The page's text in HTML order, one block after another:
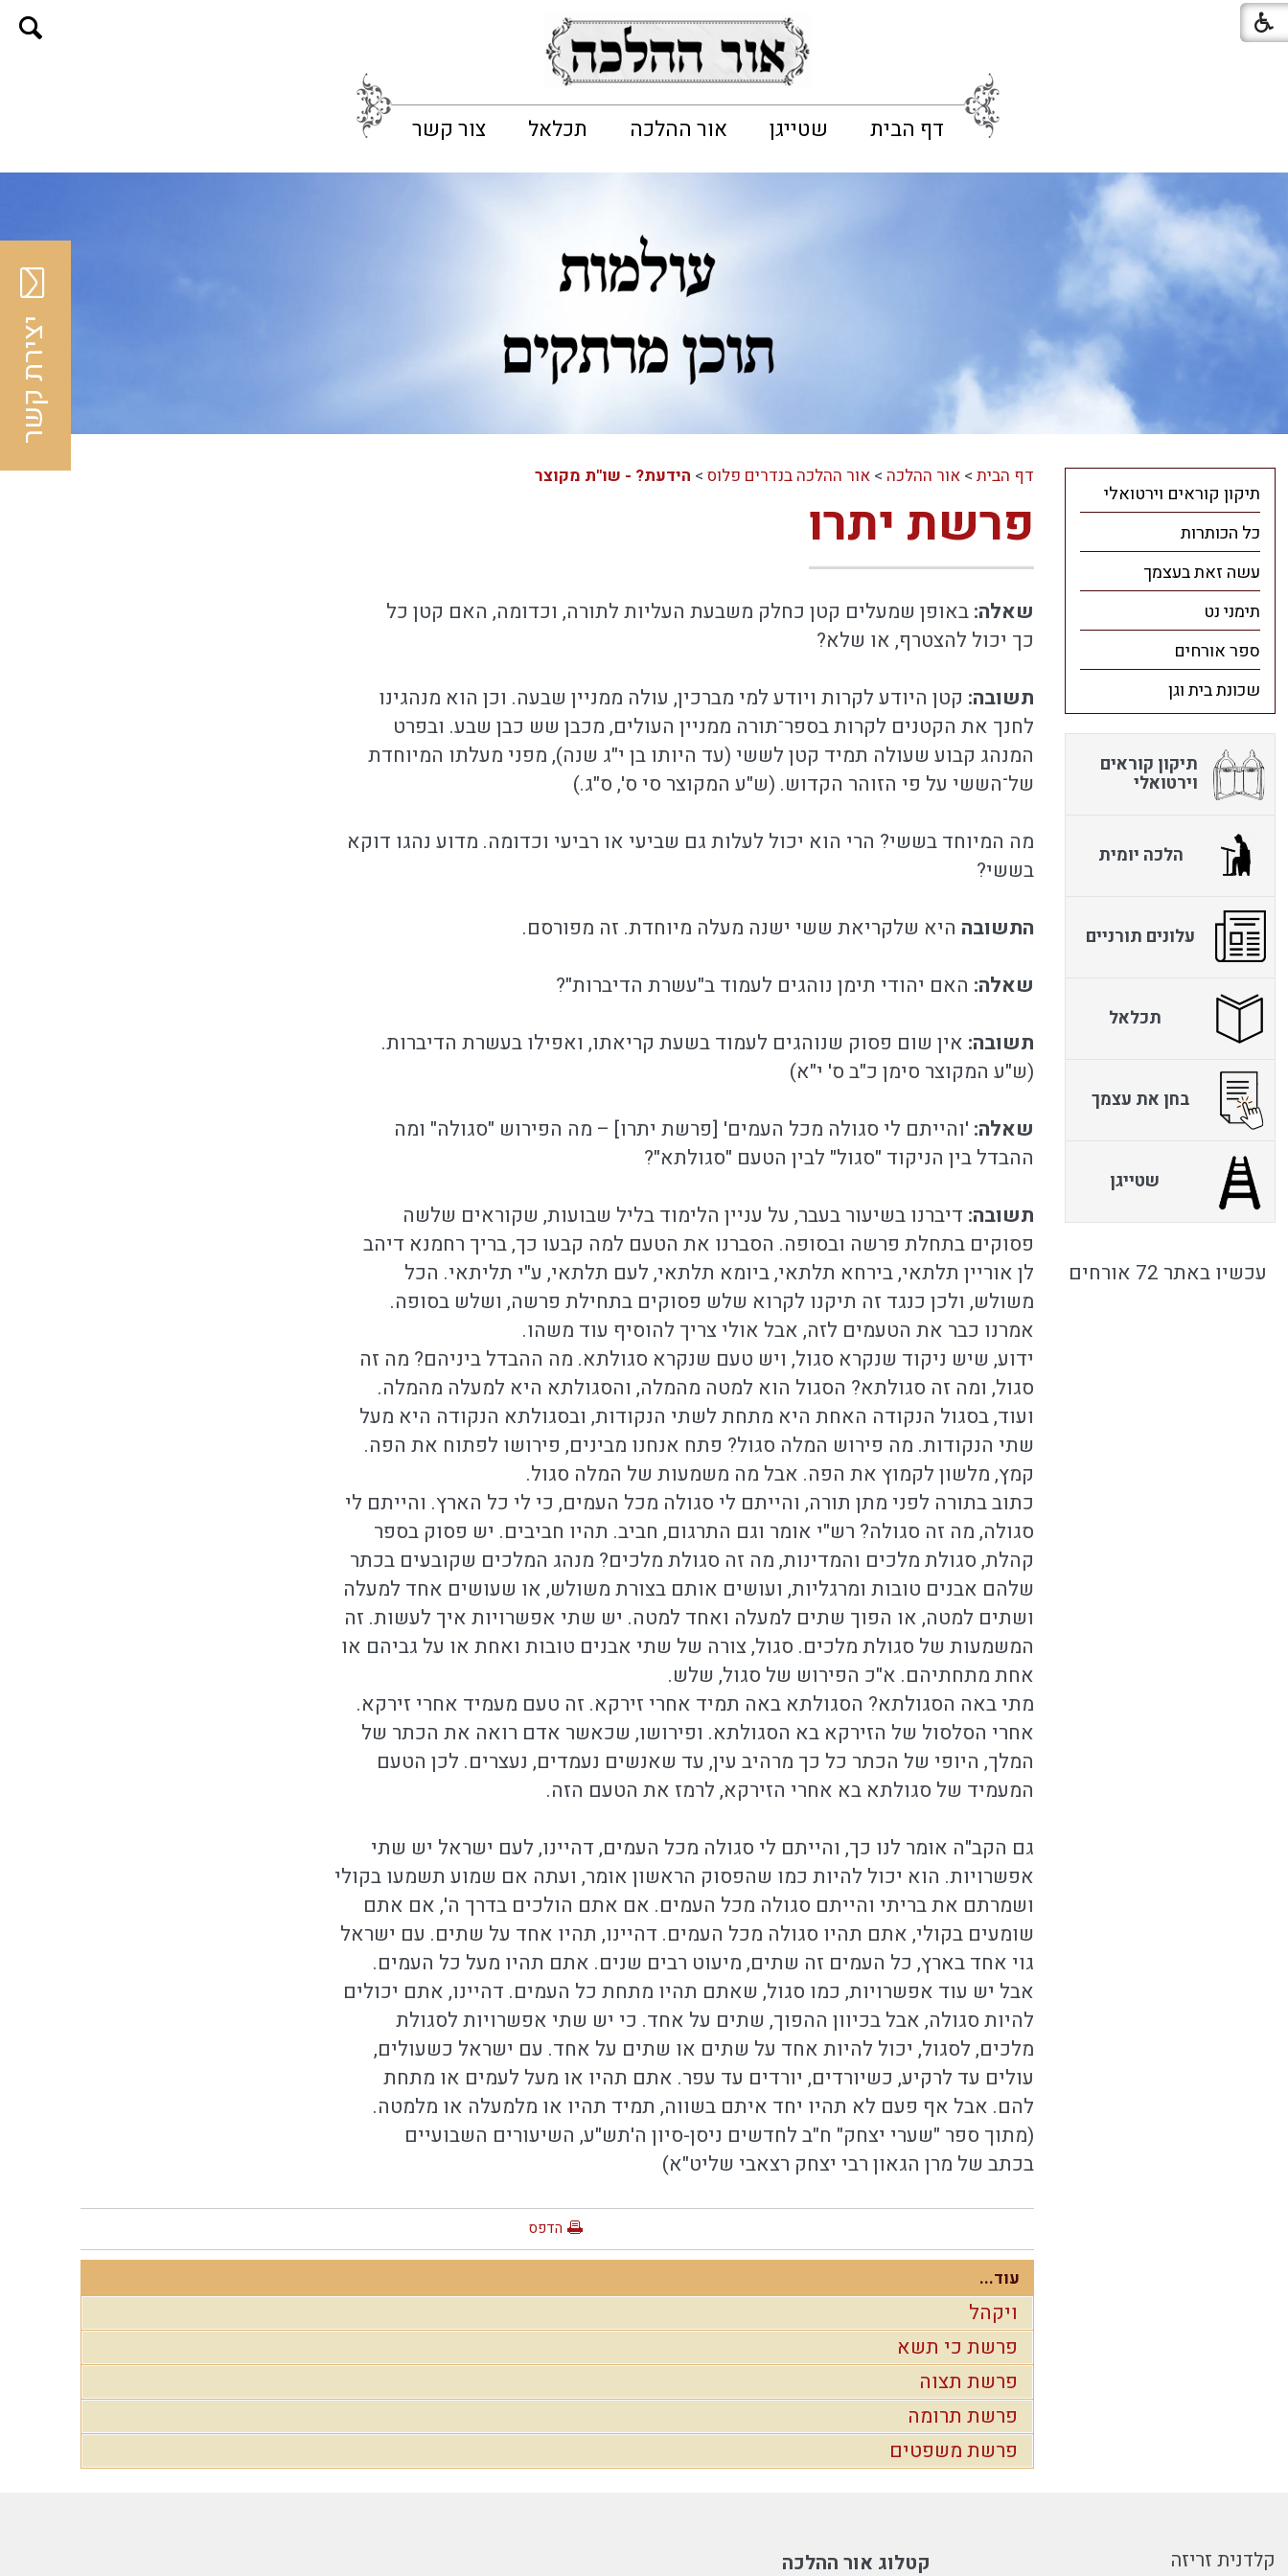
דף הבית שטייגן אור ההלכה תכלאל צור קשר
דף הבית> אור ההלכה > אור ההלכה בנדרים פלוס> הידעת? - שו"ת מקוצר
פרשת יתרו
שאלה:באופן שמעלים קטן כחלק משבעת העליות לתורה, וכדומה, האם קטן כל
כך יכול להצטרף, או שלא?
תשובה: קטן היודע לקרות ויודע למי מברכין, עולה ממניין שבעה. וכן הוא מנהגינו
לחנך את הקטנים לקרות בספר־תורה ממניין העולים, מכבן שש כבן שבע. ובפרט
המנהג קבוע שעולה תמיד קטן לששי (עד היותו בן י"ג שנה), מפני מעלתו המיוחדת
של־הששי על פי הזוהר הקדוש. (ש"ע המקוצר סי ס', ס"ג.)
מה המיוחד בששי? הרי הוא יכול לעלות גם שביעי או רביעי וכדומה. מדוע נהגו דוקא
בששי?
התשובה היא שלקריאת ששי ישנה מעלה מיוחדת. זה מפורסם.
שאלה: האם יהודי תימן נוהגים לעמוד ב"עשרת הדיברות"?
תשובה: אין שום פסוק שנוהגים לעמוד בשעת קריאתו, ואפילו בעשרת הדיברות.
(ש"ע המקוצר סימן כ"ב ס' י"א)
שאלה: 'והייתם לי סגולה מכל העמים' [פרשת יתרו] – מה הפירוש "סגולה" ומה
ההבדל בין הניקוד "סגול" לבין הטעם "סגולתא"?
תשובה: דיברנו בשיעור בעבר, על עניין הלימוד בליל שבועות, שקוראים שלשה
פסוקים בתחלת פרשה ובסופה. הסברנו את הטעם למה קבעו כך, בריך רחמנא דיהב
לן אוריין תלתאי, בירחא תלתאי, ביומא תלתאי, לעם תלתאי, ע"י תליתאי. הכל
משולש, ולכן כנגד זה תיקנו לקרוא שלש פסוקים בתחילת פרשה, ושלש בסופה.
אמרנו כבר את הטעמים לזה, אבל אולי צריך להוסיף עוד משהו.
ידוע, שיש ניקוד שנקרא סגול, ויש טעם שנקרא סגולתא. מה ההבדל ביניהם? מה זה
סגול, ומה זה סגולתא? הסגול הוא למטה מהמלה, והסגולתא היא למעלה מהמלה.
ועוד, בסגול הנקודה האחת היא מתחת לשתי הנקודות, ובסגולתא הנקודה היא מעל
שתי הנקודות. מה פירוש המלה סגול? פתח אנחנו מבינים, פירושו לפתוח את הפה.
קמץ, מלשון לקמוץ את הפה. אבל מה משמעות של המלה סגול.
כתוב בתורה לפני מתן תורה, והייתם לי סגולה מכל העמים, כי לי כל הארץ. והייתם לי
סגולה, מה זה סגולה? רש"י אומר וגם התרגום, חביב. תהיו חביבים. יש פסוק בספר
קהלת, סגולת מלכים והמדינות, מה זה סגולת מלכים? מנהג המלכים שקובעים בכתר
שלהם אבנים טובות ומרגליות, ועושים אותם בצורת משולש, או שעושים אחד למעלה
ושתים למטה, או הפוך שתים למעלה ואחד למטה. יש שתי אפשרויות איך לעשות. זה
המשמעות של סגולת מלכים. סגול, צורה של שתי אבנים טובות ואחת או על גביהם או
אחת מתחתיהם. א"כ הפירוש של סגול, שלש.
מתי באה הסגולתא? הסגולתא באה תמיד אחרי זירקא. זה טעם מעמיד אחרי זירקא.
אחרי הסלסול של הזירקא בא הסגולתא. ופירושו, שכאשר אדם רואה את הכתר של
המלך, היופי של הכתר כל כך מרהיב עין, עד שאנשים נעמדים, נעצרים. לכן הטעם
המעמיד של סגולתא בא אחרי הזירקא, לרמז את הטעם הזה.
גם הקב"ה אומר לנו כך, והייתם לי סגולה מכל העמים, דהיינו, לעם ישראל יש שתי
אפשרויות. הוא יכול להיות כמו שהפסוק הראשון אומר, ועתה אם שמוע תשמעו בקולי
ושמרתם את בריתי והייתם סגולה מכל העמים. אם אתם הולכים בדרך ה', אם אתם
שומעים בקולי, אתם תהיו סגולה מכל העמים. דהיינו, תהיו אחד על שתים. עם ישראל
גוי אחד בארץ, כל העמים זה שתים, מיעוט רבים שנים. אתם תהיו מעל כל העמים.
אבל יש עוד אפשרויות, כמו סגול, שאתם תהיו מתחת כל העמים. דהיינו, אתם יכולים
להיות סגולה, אבל בכיוון ההפוך, שתים על אחד. כי יש שתי אפשרויות לסגולת
מלכים, לסגול, יכול להיות אחד על שתים או שתים על אחד. עם ישראל כשעולים,
עולים עד לרקיע, כשיורדים, יורדים עד עפר. אתם תהיו או מעל לעמים או מתחת
להם. אבל אף פעם לא תהיו יחד איתם בשווה, תמיד תהיו או מלמעלה או מלמטה.
(מתוך ספר "שערי יצחק" ח"ב לחדשים ניסן-סיון ה'תש"ע, השיעורים השבועיים
בכתב של מרן הגאון רבי יצחק רצאבי שליט"א)
הדפס
עוד...
ויקהל
פרשת כי תשא
פרשת תצוה
פרשת תרומה
פרשת משפטים
תיקון קוראים וירטואלי
כל הכותרות
עשה זאת בעצמך
תימני נט
ספר אורחים
שכונת בית וגן
תיקון קוראים
וירטואלי
הלכה יומית
עלונים תורניים
תכלאל
בחן את עצמך
שטייגן
עכשיו באתר 72 אורחים
קלדנית זריזה קטלוג אור ההלכה
יצירת קשר